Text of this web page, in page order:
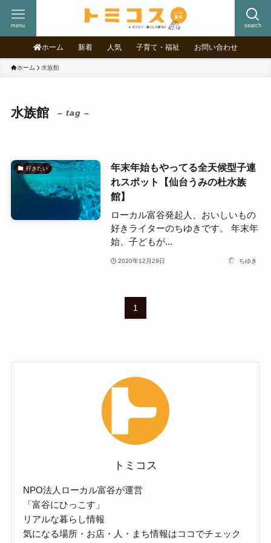
search
menu
ホーム 新着 人気 子育て・福祉 お問い合わせ
ホーム 水族館
水族館 – tag –
行きたい
年末年始もやってる全天候型子連
れスポット【仙台うみの杜水族
館】
ローカル富谷発起人、おいしいもの
好きライターのちゆきです。 年末年
始、子どもが...
2020年12月29日 ちゆき
1
トミコス
NPO法人ローカル富谷が運営
「富谷にひっこす」
リアルな暮らし情報
気になる場所・お店・人・まち情報はココでチェック